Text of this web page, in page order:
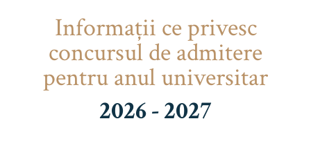
Informaţii ce privesc
concursul de admitere
pentru anul universitar
2026 - 2027